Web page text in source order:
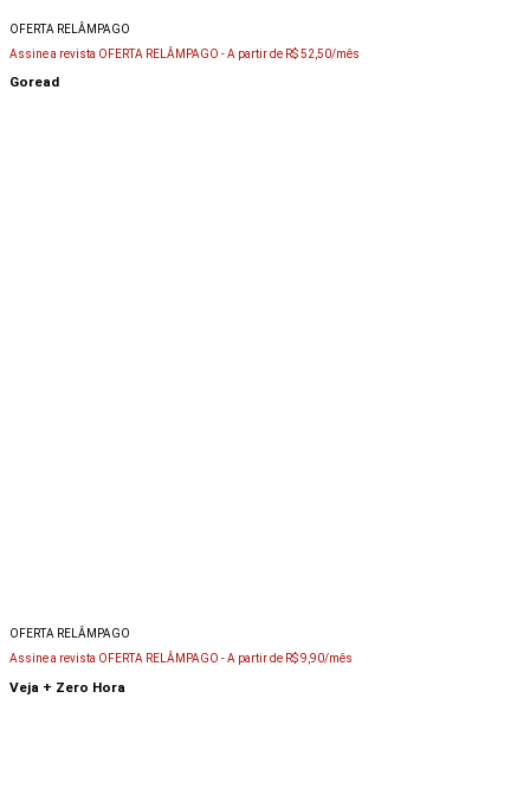
OFERTA RELÂMPAGO
Assine a revista OFERTA RELÂMPAGO -A partir de R$ 52,50/mês
Goread
OFERTA RELÂMPAGO
Assine a revista OFERTA RELÂMPAGO -A partir de R$ 9,90/mês
Veja + Zero Hora